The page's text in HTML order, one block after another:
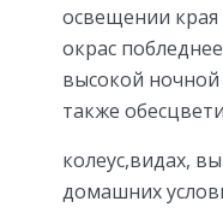
освещении края
окрас
высокой ночной
также
колеус,видах,
домашних